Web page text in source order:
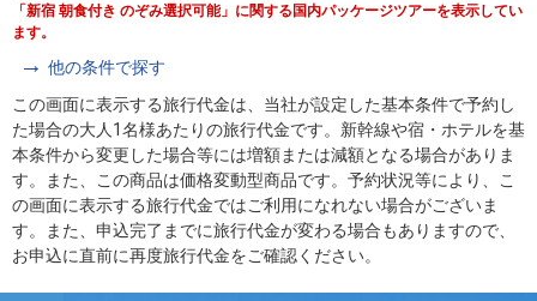
「新宿 朝食付き のぞみ選択可能」に関する国内パッケージツアーを表示してい
ます。
他の条件で探す
この画面に表示する旅行代金は、当社が設定した基本条件で予約し
た場合の大人1名様あたりの旅行代金です。新幹線や宿・ホテルを基
本条件から変更した場合等には増額または減額となる場合がありま
す。また、この商品は価格変動型商品です。予約状況等により、こ
の画面に表示する旅行代金ではご利用になれない場合がございま
す。また、申込完了までに旅行代金が変わる場合もありますので、
お申込に直前に再度旅行代金をご確認ください。